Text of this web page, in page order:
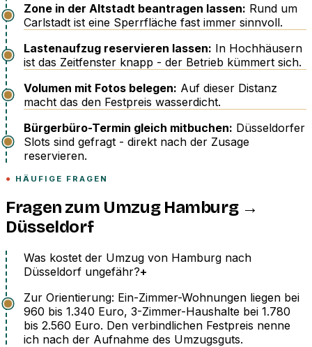
Zone in der Altstadt beantragen lassen: Rund um
Carlstadt ist eine Sperrfläche fast immer sinnvoll.
Lastenaufzug reservieren lassen: In Hochhäusern
ist das Zeitfenster knapp - der Betrieb kümmert sich.
Volumen mit Fotos belegen: Auf dieser Distanz
macht das den Festpreis wasserdicht.
Bürgerbüro-Termin gleich mitbuchen: Düsseldorfer
Slots sind gefragt - direkt nach der Zusage
reservieren.
HÄUFIGE FRAGEN
Fragen zum Umzug Hamburg →
Düsseldorf
Was kostet der Umzug von Hamburg nach
Düsseldorf ungefähr?+
Zur Orientierung: Ein-Zimmer-Wohnungen liegen bei
960 bis 1.340 Euro, 3-Zimmer-Haushalte bei 1.780
bis 2.560 Euro. Den verbindlichen Festpreis nenne
ich nach der Aufnahme des Umzugsguts.